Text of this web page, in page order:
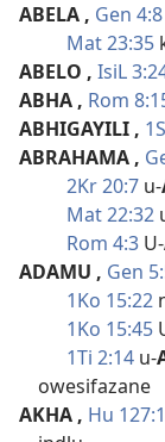
ABELA , Gen 4:8
Mat 23:35
ABELO , IsiL
ABHA , Rom
ABHIGAYILI ,
ABRAHAMA ,
2Kr 20:7 u-
Mat 22:32
Rom 4:3 U-
ADAMU , Gen
1Ko 15:22
1Ko 15:45
1Ti 2:14 u-
owesifazane
AKHA , Hu 127:1